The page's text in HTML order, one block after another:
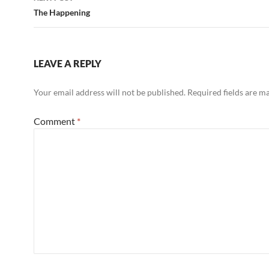
The Happening
LEAVE A REPLY
Your email address will not be published. Required fields are
Comment *